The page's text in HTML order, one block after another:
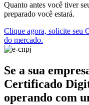
Quanto antes você tiver
preparado você estará.
Clique agora, solicite seu
do mercado.
Se a sua
Certificado
operando com